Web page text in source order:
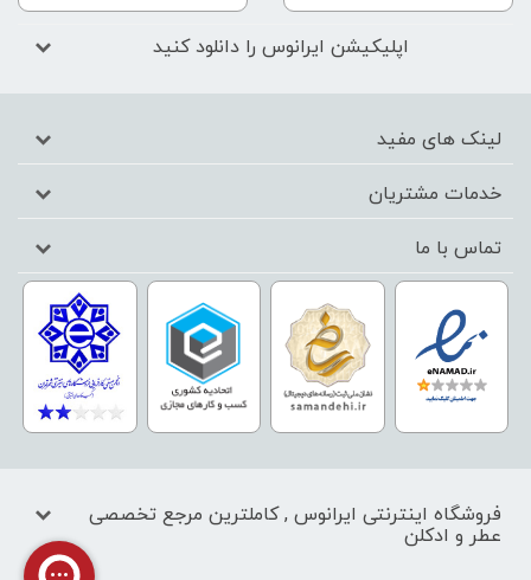
اپلیکیشن ایرانوس را دانلود کنید
لینک های مفید
خدمات مشتریان
تماس با ما
فروشگاه اینترنتی ایرانوس , کاملترین مرجع تخصصی
عطر و ادکلن